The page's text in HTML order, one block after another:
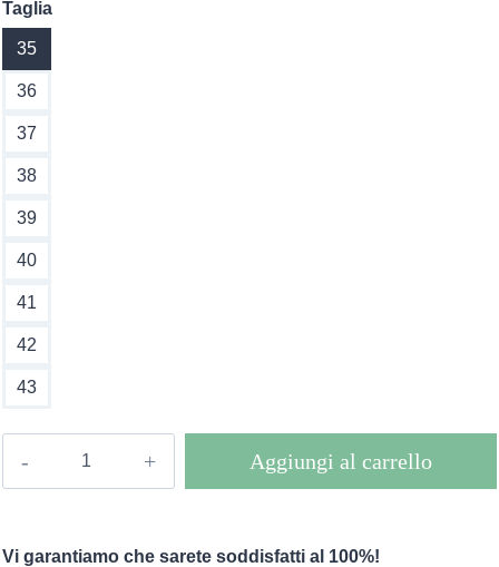
Taglia
35
36
37
38
39
40
41
42
43
Aggiungi al carrello
Vi garantiamo che sarete soddisfatti al 100%!